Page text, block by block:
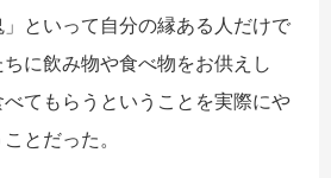
といって自分の縁ある人だけで
に飲み物や食べ物をお供えし
てもらうということを実際にや
とだった。